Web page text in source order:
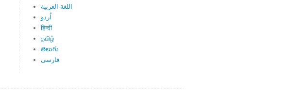
اللغة العربية
اُردو
हिन्दी
தமிழ்
తెలుగు
فارسی